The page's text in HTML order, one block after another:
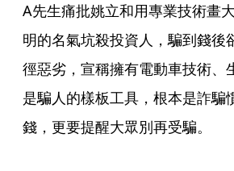
A先生痛批姚立和用專業技術畫
明的名氣坑殺投資人，騙到錢後
徑惡劣，宣稱擁有電動車技術、
是騙人的樣板工具，根本是詐騙
錢，更要提醒大眾別再受騙。